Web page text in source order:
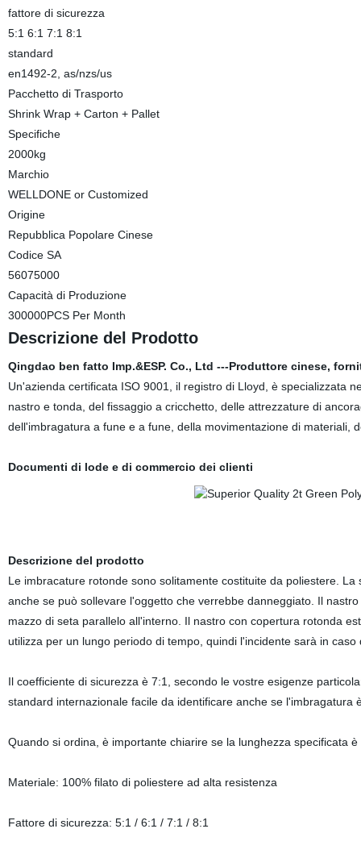
fattore di sicurezza
5:1 6:1 7:1 8:1
standard
en1492-2, as/nzs/us
Pacchetto di Trasporto
Shrink Wrap + Carton + Pallet
Specifiche
2000kg
Marchio
WELLDONE or Customized
Origine
Repubblica Popolare Cinese
Codice SA
56075000
Capacità di Produzione
300000PCS Per Month
Descrizione del Prodotto
Qingdao ben fatto Imp.&ESP. Co., Ltd ---Produttore cinese,
Un'azienda certificata ISO 9001, il registro di Lloyd, è specializzata
nastro e tonda, del fissaggio a cricchetto, delle attrezzature di
dell'imbragatura a fune e a fune, della movimentazione di materiali,
Documenti di lode e di commercio dei clienti
Descrizione del prodotto
Le imbracature rotonde sono solitamente costituite da poliestere.
anche se può sollevare l'oggetto che verrebbe danneggiato. Il
mazzo di seta parallelo all'interno. Il nastro con copertura rotonda
utilizza per un lungo periodo di tempo, quindi l'incidente sarà in caso
Il coefficiente di sicurezza è 7:1, secondo le vostre esigenze
standard internazionale facile da identificare anche se l'imbragatura
Quando si ordina, è importante chiarire se la lunghezza specificata
Materiale: 100% filato di poliestere ad alta resistenza
Fattore di sicurezza: 5:1 / 6:1 / 7:1 / 8:1